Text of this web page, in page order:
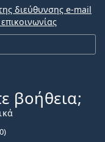
διεύθυνσης e-mail
βοήθεια;